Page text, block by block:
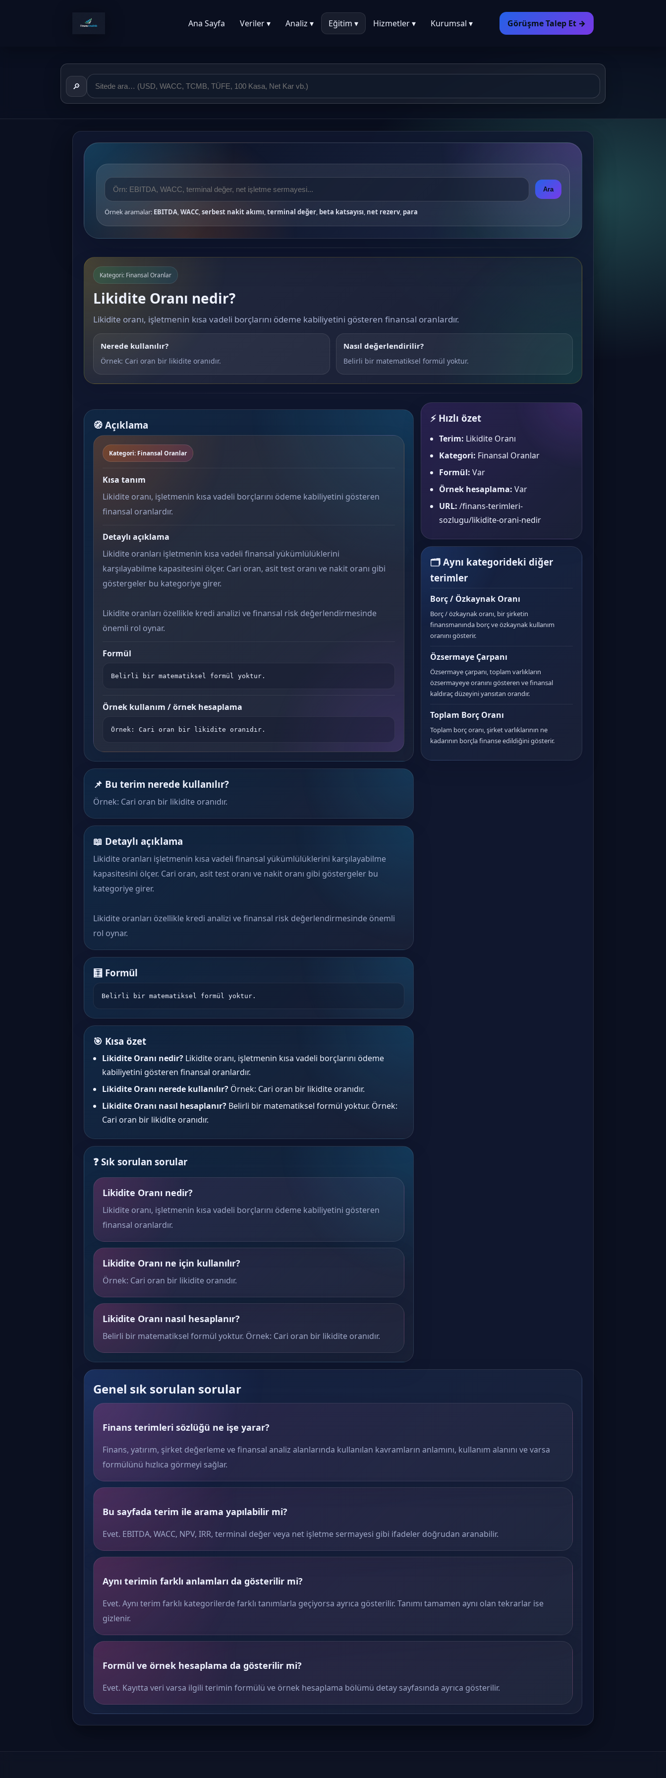
Ana Sayfa Veriler ▾ Analiz ▾ Eğitim ▾ Hizmetler ▾ Kurumsal ▾ Görüşme Talep Et →
🔎
Ara
Örnek aramalar: EBITDA,WACC,serbest nakit akımı,terminal değer, beta katsayısı, net rezerv, para
Kategori: Finansal Oranlar
Likidite Oranı nedir?
Likidite oranı, işletmenin kısa vadeli borçlarını ödeme kabiliyetini gösteren finansal oranlardır.
Nerede kullanılır?
Örnek: Cari oran bir likidite oranıdır.
Nasıl değerlendirilir?
Belirli bir matematiksel formül yoktur.
🧭 Açıklama
Kategori: Finansal Oranlar
Kısa tanım
Likidite oranı, işletmenin kısa vadeli borçlarını ödeme kabiliyetini gösteren
finansal oranlardır.
Detaylı açıklama
Likidite oranları işletmenin kısa vadeli finansal yükümlülüklerini
karşılayabilme kapasitesini ölçer. Cari oran, asit test oranı ve nakit oranı gibi
göstergeler bu kategoriye girer.
Likidite oranları özellikle kredi analizi ve finansal risk değerlendirmesinde
önemli rol oynar.
Formül
Belirli bir matematiksel formül yoktur.
Örnek kullanım / örnek hesaplama
Örnek: Cari oran bir likidite oranıdır.
📌 Bu terim nerede kullanılır?
Örnek: Cari oran bir likidite oranıdır.
📖 Detaylı açıklama
Likidite oranları işletmenin kısa vadeli finansal yükümlülüklerini karşılayabilme
kapasitesini ölçer. Cari oran, asit test oranı ve nakit oranı gibi göstergeler bu
kategoriye girer.
Likidite oranları özellikle kredi analizi ve finansal risk değerlendirmesinde önemli
rol oynar.
🧮 Formül
Belirli bir matematiksel formül yoktur.
🎯 Kısa özet
Likidite Oranı nedir? Likidite oranı, işletmenin kısa vadeli borçlarını ödeme
kabiliyetini gösteren finansal oranlardır.
Likidite Oranı nerede kullanılır? Örnek: Cari oran bir likidite oranıdır.
Likidite Oranı nasıl hesaplanır? Belirli bir matematiksel formül yoktur. Örnek:
Cari oran bir likidite oranıdır.
❓ Sık sorulan sorular
Likidite Oranı nedir?
Likidite oranı, işletmenin kısa vadeli borçlarını ödeme kabiliyetini gösteren
finansal oranlardır.
Likidite Oranı ne için kullanılır?
Örnek: Cari oran bir likidite oranıdır.
Likidite Oranı nasıl hesaplanır?
Belirli bir matematiksel formül yoktur. Örnek: Cari oran bir likidite oranıdır.
⚡ Hızlı özet
Terim: Likidite Oranı
Kategori: Finansal Oranlar
Formül: Var
Örnek hesaplama: Var
URL: /finans-terimleri-
sozlugu/likidite-orani-nedir
🗂 Aynı kategorideki diğer
terimler
Borç / Özkaynak Oranı
Borç / özkaynak oranı, bir şirketin
finansmanında borç ve özkaynak kullanım
oranını gösterir.
Özsermaye Çarpanı
Özsermaye çarpanı, toplam varlıkların
özsermayeye oranını gösteren ve finansal
kaldıraç düzeyini yansıtan orandır.
Toplam Borç Oranı
Toplam borç oranı, şirket varlıklarının ne
kadarının borçla finanse edildiğini gösterir.
Genel sık sorulan sorular
Finans terimleri sözlüğü ne işe yarar?
Finans, yatırım, şirket değerleme ve finansal analiz alanlarında kullanılan kavramların anlamını, kullanım alanını ve varsa
formülünü hızlıca görmeyi sağlar.
Bu sayfada terim ile arama yapılabilir mi?
Evet. EBITDA, WACC, NPV, IRR, terminal değer veya net işletme sermayesi gibi ifadeler doğrudan aranabilir.
Aynı terimin farklı anlamları da gösterilir mi?
Evet. Aynı terim farklı kategorilerde farklı tanımlarla geçiyorsa ayrıca gösterilir. Tanımı tamamen aynı olan tekrarlar ise
gizlenir.
Formül ve örnek hesaplama da gösterilir mi?
Evet. Kayıtta veri varsa ilgili terimin formülü ve örnek hesaplama bölümü detay sayfasında ayrıca gösterilir.